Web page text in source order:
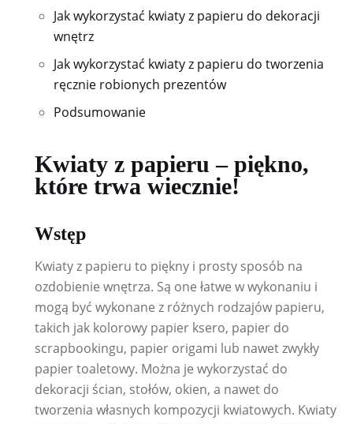
Jak wykorzystać kwiaty z papieru do dekoracji
wnętrz
Jak wykorzystać kwiaty z papieru do tworzenia
ręcznie robionych prezentów
Podsumowanie
Kwiaty z papieru – piękno,
które trwa wiecznie!
Wstęp
Kwiaty z papieru to piękny i prosty sposób na
ozdobienie wnętrza. Są one łatwe w wykonaniu i
mogą być wykonane z różnych rodzajów papieru,
takich jak kolorowy papier ksero, papier do
scrapbookingu, papier origami lub nawet zwykły
papier toaletowy. Można je wykorzystać do
dekoracji ścian, stołów, okien, a nawet do
tworzenia własnych kompozycji kwiatowych. Kwiaty